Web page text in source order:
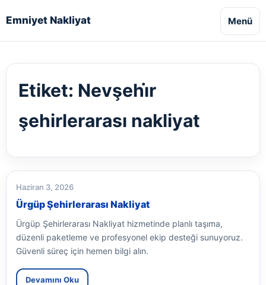
Emniyet Nakliyat Menü
Etiket: Nevşehi̇r
şehirlerarası nakliyat
Haziran 3, 2026
Ürgüp Şehirlerarası Nakliyat
Ürgüp Şehirlerarası Nakliyat hizmetinde planlı taşıma,
düzenli paketleme ve profesyonel ekip desteği sunuyoruz.
Güvenli süreç için hemen bilgi alın.
Devamını Oku